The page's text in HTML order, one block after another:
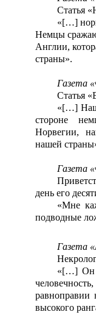
Статья «
«[…]
Немцы
Англии,
страны».
Газета
Статья
«[…]
стороне
Норвегии,
нашей
Газета
день его
«Мне
подводные
Газета
«[…] Он
равноправии
высокого